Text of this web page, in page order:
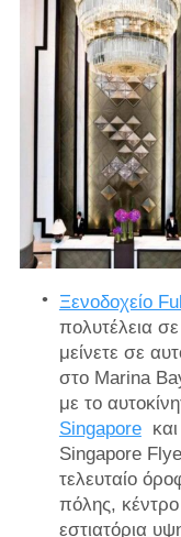
Ξενοδοχείο
πολυτέλεια
μείνετε σε
στο Marina
με το
Singaporeκαι
Singapore
τελευταίο
πόλης,
εστιατόρια